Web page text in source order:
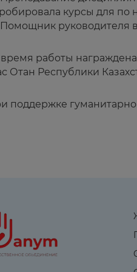
курсы для по
Помощник руководителя
время работы
Отан Республики
поддержке